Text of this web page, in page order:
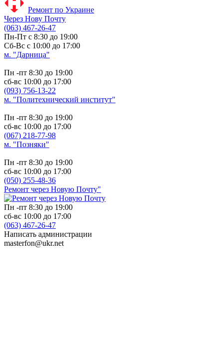
Ремонт по Украине
Через Нову Почту
(063) 467-26-47
Пн-Пт с 8:30 до 19:00
Сб-Вс с 10:00 до 17:00
м. "Дарница"
Пн -пт 8:30 до 19:00
сб-вс 10:00 до 17:00
(093) 756-13-22
м. "Политехнический институт"
Пн -пт 8:30 до 19:00
сб-вс 10:00 до 17:00
(067) 218-77-98
м. "Позняки"
Пн -пт 8:30 до 19:00
сб-вс 10:00 до 17:00
(050) 255-48-36
Ремонт через Новую Почту"
Пн -пт 8:30 до 19:00
сб-вс 10:00 до 17:00
(063) 467-26-47
Написать администрации
masterfon@ukr.net